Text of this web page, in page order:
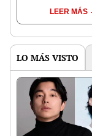
en redes?LEER MÁS
LO MÁS VISTO